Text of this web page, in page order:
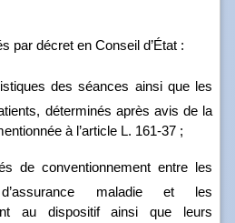
par décret en Conseil d’État :
des séances ainsi que les
déterminés après avis de la
à l’article L. 161‑37 ;
de conventionnement entre les
maladie et les
au dispositif ainsi que leurs